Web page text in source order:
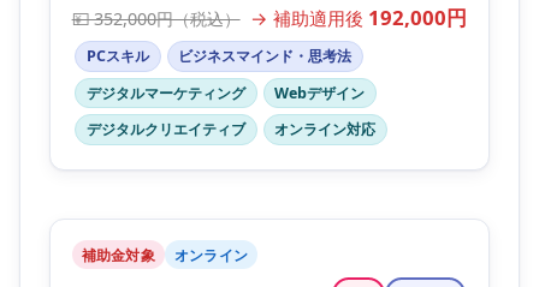
💴 352,000円（税込） → 補助適用後 192,000円
PCスキル
ビジネスマインド・思考法
デジタルマーケティング
Webデザイン
デジタルクリエイティブ
オンライン対応
補助金対象 オンライン